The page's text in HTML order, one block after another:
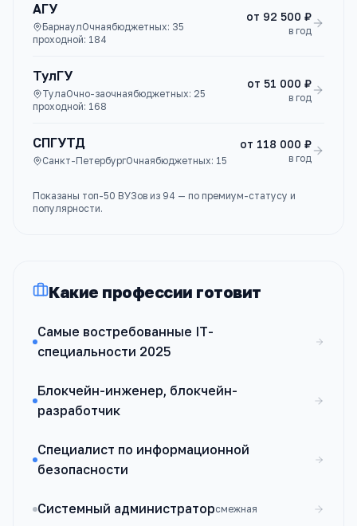
АГУ
БарнаулОчнаябюджетных: 35
проходной: 184
от 92 500 ₽
в год
ТулГУ
ТулаОчно-заочнаябюджетных: 25
проходной: 168
от 51 000 ₽
в год
СПГУТД
Санкт-ПетербургОчнаябюджетных: 15
от 118 000 ₽
в год
Показаны топ-50 ВУЗов из 94 — по премиум-статусу и
популярности.
Какие профессии готовит
Самые востребованные IT-
специальности 2025
Блокчейн-инженер, блокчейн-
разработчик
Специалист по информационной
безопасности
Системный администраторсмежная